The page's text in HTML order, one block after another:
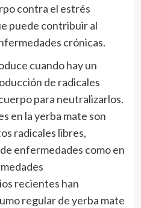
contra el estrés
puede contribuir al
crónicas.
cuando hay un
de radicales
para neutralizarlos.
en la yerba mate son
radicales libres,
enfermedades como en
recientes han
regular de yerba mate